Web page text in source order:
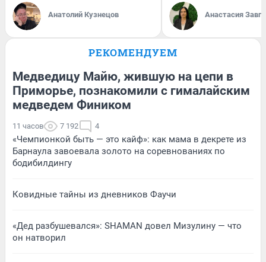
Анатолий Кузнецов Анастасия
РЕКОМЕНДУЕМ
Медведицу Майю, жившую на цепи в
Приморье, познакомили с гималайским
медведем Фиником
11 часов 7 192 4
«Чемпионкой быть — это кайф»: как мама в декрете из
Барнаула завоевала золото на соревнованиях по
бодибилдингу
Ковидные тайны из дневников Фаучи
«Дед разбушевался»: SHAMAN довел Мизулину — что
он натворил